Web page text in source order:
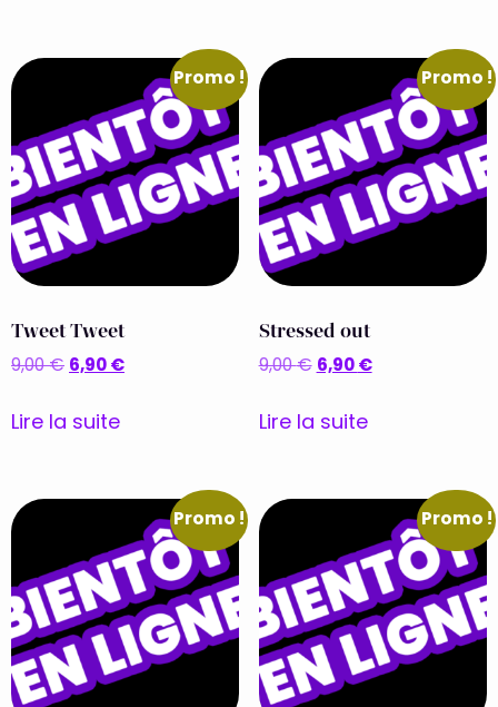
Promo !
Tweet Tweet
9,00€6,90€
Lire la suite
Promo !
Stressed out
9,00€6,90€
Lire la suite
Promo ! Promo !